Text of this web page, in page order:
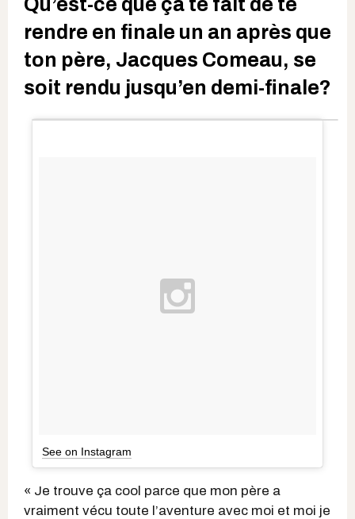
rendre en finale un an après que
ton père, Jacques Comeau, se
soit rendu jusqu’en demi-finale?
See on Instagram
« Je trouve ça cool parce que mon père a
vraiment vécu toute l’aventure avec moi et moi je